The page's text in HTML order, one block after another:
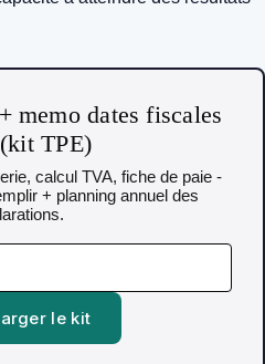
memo dates fiscales
TPE)
calcul TVA, fiche de paie -
+ planning annuel des
le kit